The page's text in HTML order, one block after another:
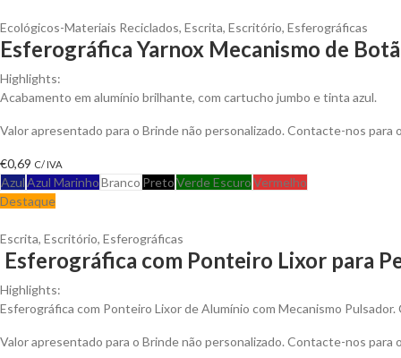
Ecológicos-Materiais Reciclados, Escrita, Escritório, Esferográficas
Esferográfica Yarnox Mecanismo de
Highlights:
Acabamento em alumínio brilhante, com cartucho jumbo e tinta azul.
Valor apresentado para o Brinde não personalizado. Contacte-nos
€0,69 C/ IVA
AzulAzul MarinhoBranco PretoVerde EscuroVermelho
Destaque
Escrita, Escritório, Esferográficas
Esferográfica com Ponteiro Lixor para
Highlights:
Esferográfica com Ponteiro Lixor de Alumínio com Mecanismo Pulsador.
Valor apresentado para o Brinde não personalizado. Contacte-nos